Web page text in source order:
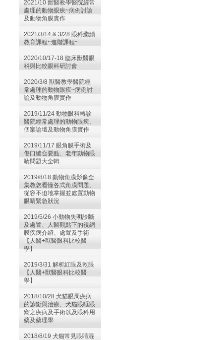
2021/10 獸醫教學醫院經常
處理的動物眼疾~病例討論
及動物角膜實作
2021/3/14 & 3/28 眼科繼續
教育課程~進階課程~
2020/10/17-18 臨床獸醫眼
科與比較眼科研討會
2020/3/8 獸醫教學醫院經
常處理的動物眼疾~病例討
論及動物角膜實作
2019/11/24 動物眼科轉診
醫院經常處理的動物眼疾、
個案論壇及動物角膜實作
2019/11/17 眼角膜手術及
傷口縫合要點、老年動物眼
睛問題大全輯
2019/8/18 動物角膜影像全
集教您看懂各式角膜問題、
從容不迫地掌握並處置動物
眼睛緊急狀況
2019/5/26 小動物失明診斷
及處置、人醫觀點下的視網
膜疾病介紹、處置及手術
【人醫+獸醫眼科比較醫
學】
2019/3/31 解析紅眼及乾眼
【人醫+獸醫眼科比較醫
學】
2018/10/28 犬貓眼周疾病
的診斷與治療、犬貓眼眶眼
窩之疾病及手術以及眼科用
藥及藥理學
2018/8/19 犬貓常見眼睛混